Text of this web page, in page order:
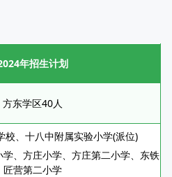
年招生计划
方东学区40人
校、十八中附属实验小学(派位)
、方庄小学、方庄第二小学、东铁
匠营第二小学